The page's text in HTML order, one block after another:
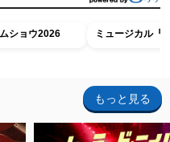
ショウ2026 ミュージカル『
もっと見る